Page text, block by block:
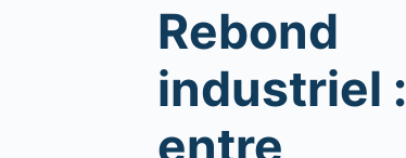
Rebond
industriel :
entre